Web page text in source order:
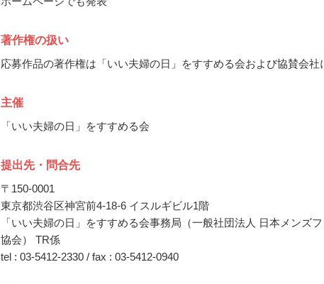
著作権の扱い
応募作品の著作権は「いい夫婦の日」をすすめる会および協賛会社
主催
「いい夫婦の日」をすすめる会
提出先・問合先
〒150-0001
東京都渋谷区神宮前4-18-6 イスルギビル1階
「いい夫婦の日」をすすめる会事務局（一般社団法人 日本メンズ
協会） TR係
tel : 03-5412-2330 / fax : 03-5412-0940